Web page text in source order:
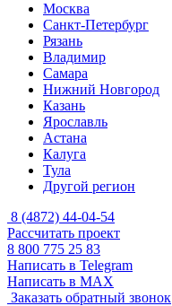
Москва
Санкт-Петербург
Рязань
Владимир
Самара
Нижний Новгород
Казань
Ярославль
Астана
Калуга
Тула
Другой регион
8 (4872) 44-04-54
Рассчитать проект
8 800 775 25 83
Написать в Telegram
Написать в MAX
Заказать обратный звонок